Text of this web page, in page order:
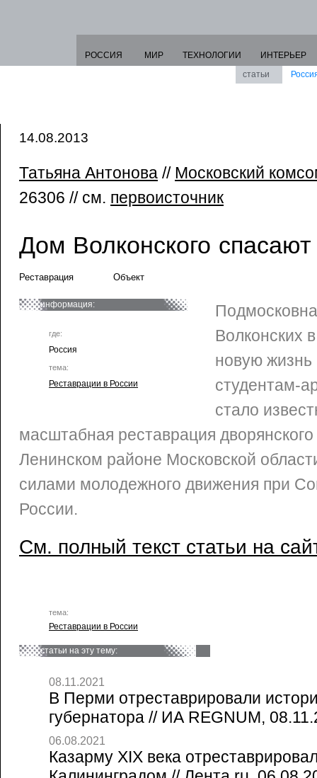
РОССИЯ МИР ТЕХНОЛОГИИ
ИНТЕРЬЕР
статьи
14.08.2013
Татьяна Антонова // Московский
26306 // см. первоисточник
Дом Волконского
Реставрация Объект
информация:
где:
Россия
тема:
Реставрации в России
Волконских
новую жизнь
студентам-
стало
масштабная реставрация
Ленинском районе Московской
силами молодежного движения при
России.
См. полный текст статьи на
тема:
Реставрации в России
статьи на эту тему:
08.11.2021
В Перми отреставрировали
губернатора // ИА REGNUM,
06.08.2021
Казарму XIX века